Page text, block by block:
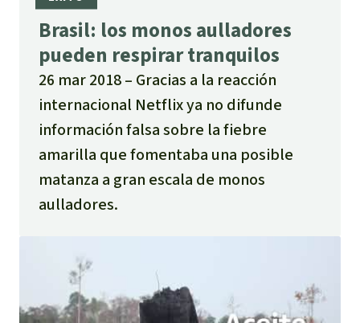
Brasil: los monos aulladores
pueden respirar tranquilos
26 mar 2018
Gracias a la reacción
internacional Netflix ya no difunde
información falsa sobre la fiebre
amarilla que fomentaba una posible
matanza a gran escala de monos
aulladores.